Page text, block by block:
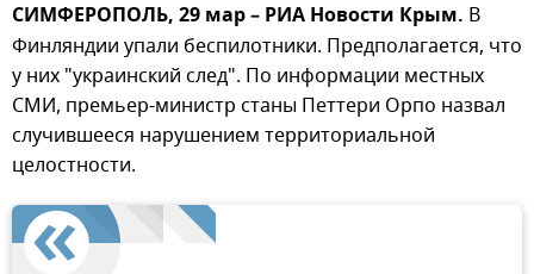
СИМФЕРОПОЛЬ, 29 мар – РИА Новости Крым. В
Финляндии упали беспилотники. Предполагается, что
у них "украинский след". По информации местных
СМИ, премьер-министр станы Петтери Орпо назвал
случившееся нарушением территориальной
целостности.